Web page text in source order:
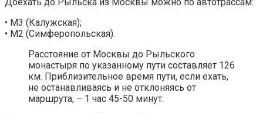
• М3 (Калужская);
• М2 (Симферопольская).
Расстояние от Москвы до Рыльского
монастыря по указанному пути составляет 126
км. Приблизительное время пути, если ехать,
не останавливаясь и не отклоняясь от
маршрута, – 1 час 45-50 минут.